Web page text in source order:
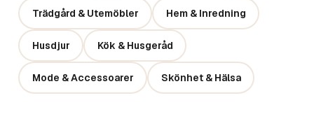
Trädgård & Utemöbler Hem & Inredning
Husdjur Kök & Husgeråd
Mode & Accessoarer Skönhet & Hälsa